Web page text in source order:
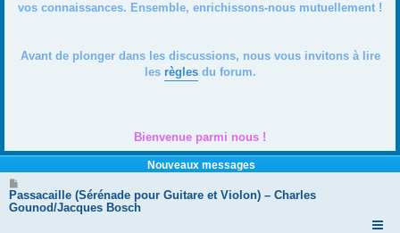
vos connaissances. Ensemble, enrichissons-nous mutuellement !
Avant de plonger dans les discussions, nous vous invitons à lire
les règlesdu forum.
Bienvenue parmi nous !
Nouveaux messages
e
s
Passacaille (Sérénade pour Guitare et Violon) – Charles
Gounod/Jacques Bosch